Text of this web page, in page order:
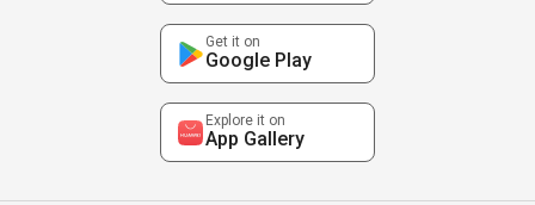
Get it on
Google Play
Explore it on
App Gallery